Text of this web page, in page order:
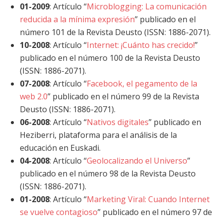
01-2009: Artículo “Microblogging: La comunicación
reducida a la mínima expresión” publicado en el
número 101 de la Revista Deusto (ISSN: 1886-2071).
10-2008: Artículo “Internet: ¡Cuánto has crecido!”
publicado en el número 100 de la Revista Deusto
(ISSN: 1886-2071).
07-2008: Artículo “Facebook, el pegamento de la
web 2.0” publicado en el número 99 de la Revista
Deusto (ISSN: 1886-2071).
06-2008: Artículo “Nativos digitales” publicado en
Heziberri, plataforma para el análisis de la
educación en Euskadi.
04-2008: Artículo “Geolocalizando el Universo”
publicado en el número 98 de la Revista Deusto
(ISSN: 1886-2071).
01-2008: Artículo “Marketing Viral: Cuando Internet
se vuelve contagioso” publicado en el número 97 de